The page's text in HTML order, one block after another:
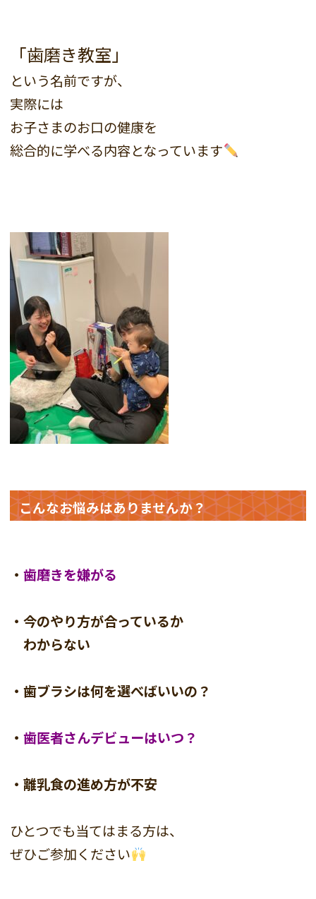
「歯磨き教室」
という名前ですが、
実際には
お子さまのお口の健康を
総合的に学べる内容となっています
こんなお悩みはありませんか？
・歯磨きを嫌がる
・今のやり方が合っているか
わからない
・歯ブラシは何を選べばいいの？
・歯医者さんデビューはいつ？
・離乳食の進め方が不安
ひとつでも当てはまる方は、
ぜひご参加ください